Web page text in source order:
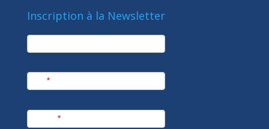
Inscription à la Newsletter
newsletter
*
*